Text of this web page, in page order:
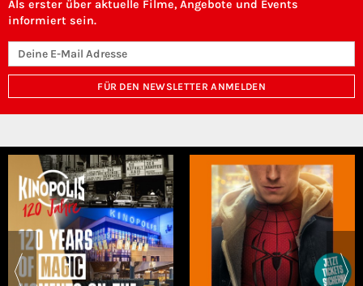
Als erster über aktuelle Filme, Angebote und Events
informiert sein.
FÜR DEN NEWSLETTER ANMELDEN